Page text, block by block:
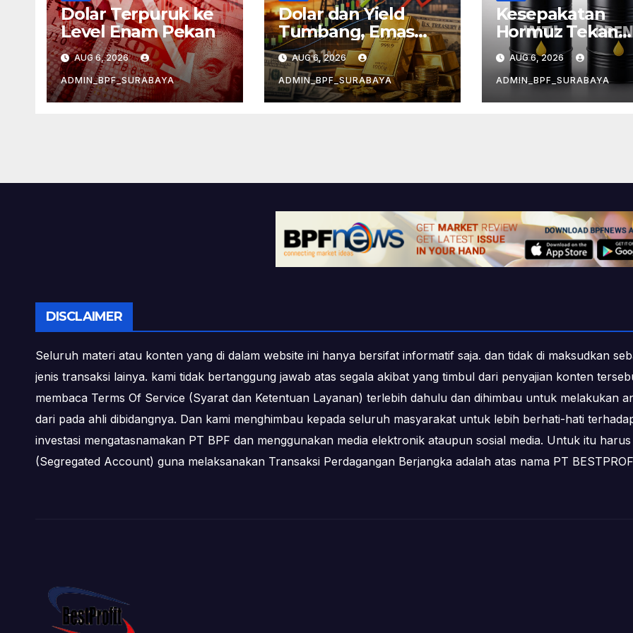
Dolar Terpuruk ke
Level Enam Pekan
AUG 6, 2026
ADMIN_BPF_SURABAYA
Dolar dan Yield
Tumbang, Emas
Melesat 4%
AUG 6, 2026
ADMIN_BPF_SURABAYA
Kesepakatan
Hormuz Tekan
Minyak ke Level
Terendah
AUG 6, 2026
ADMIN_BPF_SURABAYA
DISCLAIMER
Seluruh materi atau konten yang di dalam website ini hanya bersifat informatif saja. dan tidak di maksudkan
jenis transaksi lainya. kami tidak bertanggung jawab atas segala akibat yang timbul dari penyajian konten
membaca Terms Of Service (Syarat dan Ketentuan Layanan) terlebih dahulu dan dihimbau untuk melakukan
dari pada ahli dibidangnya. Dan kami menghimbau kepada seluruh masyarakat untuk lebih berhati-hati
investasi mengatasnamakan PT BPF dan menggunakan media elektronik ataupun sosial media. Untuk itu
(Segregated Account) guna melaksanakan Transaksi Perdagangan Berjangka adalah atas nama PT